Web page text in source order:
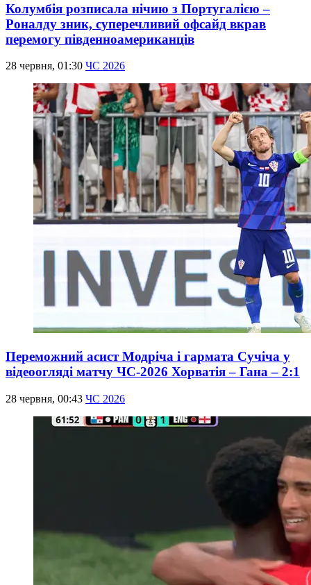
Колумбія розписала нічию з Португалією –
Роналду зник, суперечливий офсайд вкрав
перемогу південноамериканців
28 червня, 01:30 ЧС 2026
Переможний асист Модріча і гармата Сучіча у
відеоогляді матчу ЧС-2026 Хорватія – Гана – 2:1
28 червня, 00:43 ЧС 2026